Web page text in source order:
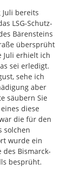
bereits
LSG-Schutz-
Bärensteins
übersprüht
Juli erhielt ich
sei erledigt.
sehe ich
aber
säubern Sie
diese
die für den
solchen
wurde ein
des Bismarck-
besprüht.